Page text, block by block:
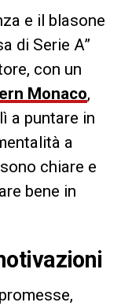
e il blasone
di Serie A”
con un
Monaco,
a puntare in
a
chiare e
bene in